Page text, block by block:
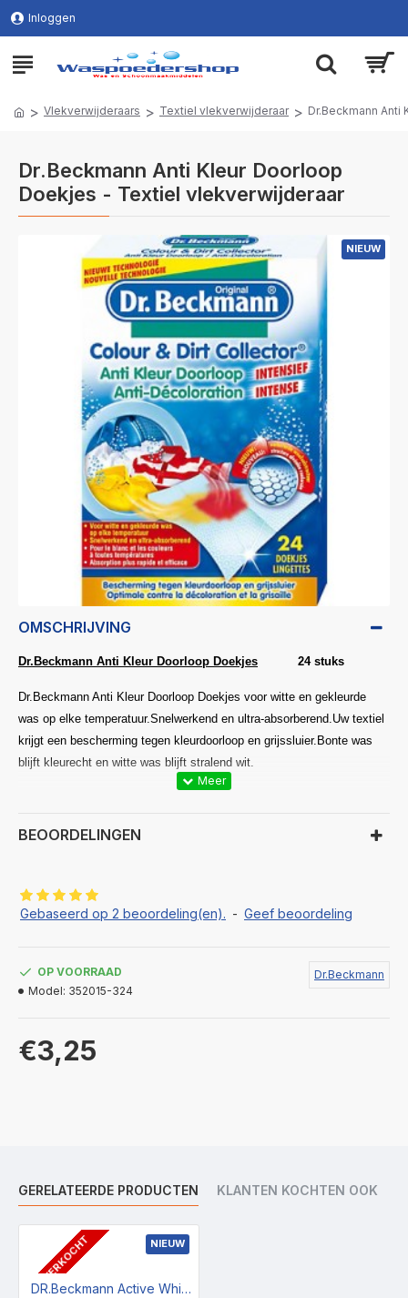
Inloggen
Vlekverwijderaars Textiel vlekverwijderaar Dr.Beckmann
Dr.Beckmann Anti Kleur Doorloop
Doekjes - Textiel vlekverwijderaar
NIEUW
OMSCHRIJVING
Dr.Beckmann Anti Kleur Doorloop Doekjes 24 stuks
Dr.Beckmann Anti Kleur Doorloop Doekjes voor witte en gekleurde
was op elke temperatuur.Snelwerkend en ultra-absorberend.Uw textiel
krijgt een bescherming tegen kleurdoorloop en grijssluier.Bonte was
blijft kleurecht en witte was blijft stralend wit.
BEOORDELINGEN
Gebaseerd op 2 beoordeling(en). - Geef beoordeling
€3,25
OP VOORRAAD
Model: 352015-324
Dr.Beckmann
GERELATEERDE PRODUCTEN KLANTEN KOCHTEN OOK
NIEUW
UITVERKOCHT DR.Beckmann Active White Doekjes